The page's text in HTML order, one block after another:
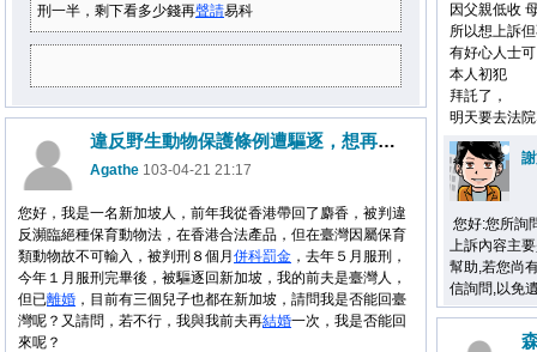
刑一半，剩下看多少錢再聲請易科
因父親低收
所以想上訴
有好心人士
本人初犯
拜託了，
明天要去法
您好:您所詢
上訴內容主
幫助,若您尚
信詢問,以免
違反野生動物保護條例遭驅逐，想再回臺灣的新加坡人
Agathe 103-04-21 21:17
您好，我是一名新加坡人，前年我從香港帶回了麝香，被判違
反瀕臨絕種保育動物法，在香港合法產品，但在臺灣因屬保育
類動物故不可輸入，被判刑８個月 併科罰金 ，去年５月服刑，
今年１月服刑完畢後，被驅逐回新加坡，我的前夫是臺灣人，
但已離婚 ，目前有三個兒子也都在新加坡，請問我是否能回臺
灣呢？又請問，若不行，我與我前夫再結婚一次，我是否能回
來呢？